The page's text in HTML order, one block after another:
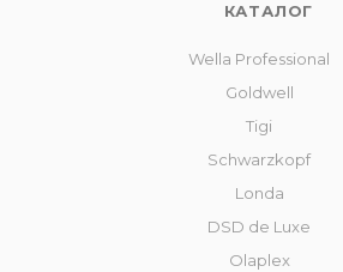
КАТАЛОГ
Wella Professional
Goldwell
Tigi
Schwarzkopf
Londa
DSD de Luxe
Olaplex